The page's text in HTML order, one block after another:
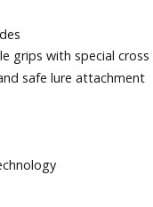
grips with special
safe lure attachment